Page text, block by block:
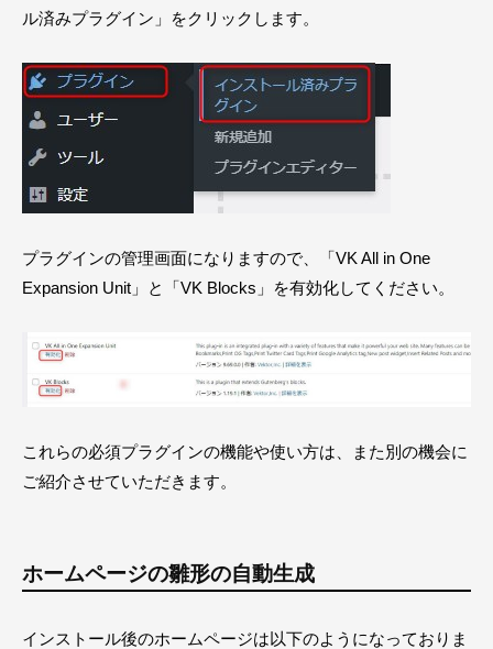
ル済みプラグイン」をクリックします。
プラグインの管理画面になりますので、「VK All in One
Expansion Unit」と「VK Blocks」を有効化してください。
これらの必須プラグインの機能や使い方は、また別の機会に
ご紹介させていただきます。
ホームページの雛形の自動生成
インストール後のホームページは以下のようになっておりま